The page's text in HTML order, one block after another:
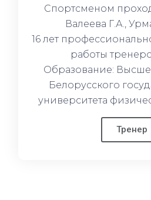
Спортсменом
Валеева Г.А.,
16 лет
работы
Образование:
Белорусского
университета
Тренер